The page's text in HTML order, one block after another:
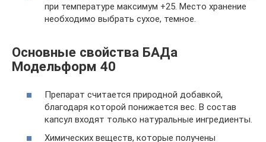
при температуре максимум +25. Место хранение
необходимо выбрать сухое, темное.
Основные свойства БАДа
Модельформ 40
Препарат считается природной добавкой,
благодаря которой понижается вес. В состав
капсул входят только натуральные ингредиенты.
Химических веществ, которые получены